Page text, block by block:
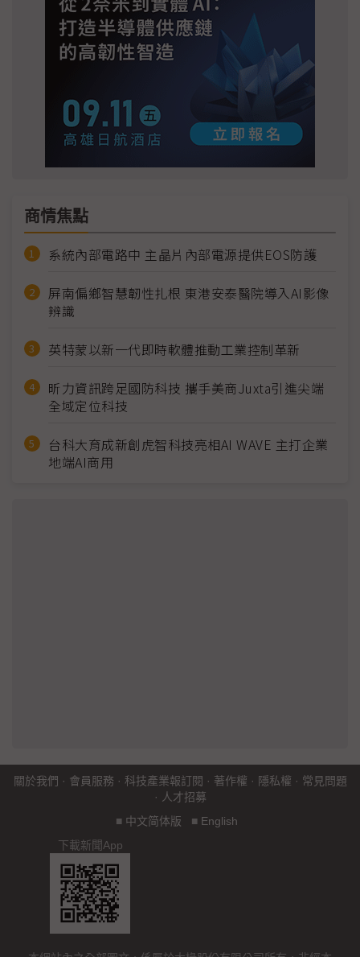
商情焦點
系統內部電路中 主晶片內部電源提供EOS防護
屏南偏鄉智慧韌性扎根 東港安泰醫院導入AI影像
辨識
英特蒙以新一代即時軟體推動工業控制革新
昕力資訊跨足國防科技 攜手美商Juxta引進尖端
全域定位科技
台科大育成新創虎智科技亮相AI WAVE 主打企業
地端AI商用
關於我們 · 會員服務 · 科技產業報訂閱 · 著作權 · 隱私權 · 常見問題
· 人才招募
■ 中文简体版 ■ English
下載新聞App